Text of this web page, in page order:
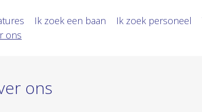
Ik zoek een baan Ik zoek personeel
ons
ons